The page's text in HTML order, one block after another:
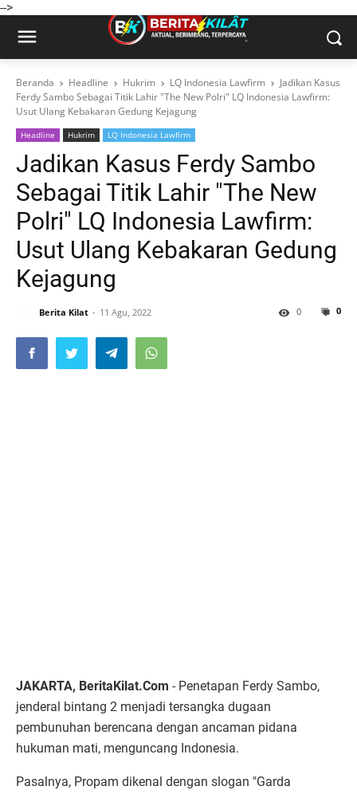
-->
Beranda Headline Hukrim LQ Indonesia Lawfirm
Jadikan Kasus
Ferdy Sambo Sebagai Titik Lahir "The New Polri" LQ Indonesia Lawfirm:
Usut Ulang Kebakaran Gedung Kejagung
Headline Hukrim LQ Indonesia Lawfirm
Jadikan Kasus Ferdy Sambo
Sebagai Titik Lahir "The New
Polri" LQ Indonesia Lawfirm:
Usut Ulang Kebakaran Gedung
Kejagung
Berita Kilat 11 Agu, 2022 0
0
JAKARTA, BeritaKilat.Com - Penetapan Ferdy Sambo,
jenderal bintang 2 menjadi tersangka dugaan
pembunuhan berencana dengan ancaman pidana
hukuman mati, menguncang Indonesia.
Pasalnya, Propam dikenal dengan slogan "Garda